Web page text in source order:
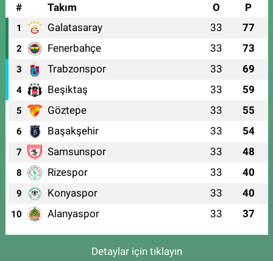
#
Takım O P
1 Galatasaray 33 77
2 Fenerbahçe 33 73
3 Trabzonspor 33 69
4 Beşiktaş 33 59
5 Göztepe 33 55
6 Başakşehir 33 54
7 Samsunspor 33 48
8 Rizespor 33 40
9 Konyaspor 33 40
10 Alanyaspor 33 37
Detaylar için tıklayın